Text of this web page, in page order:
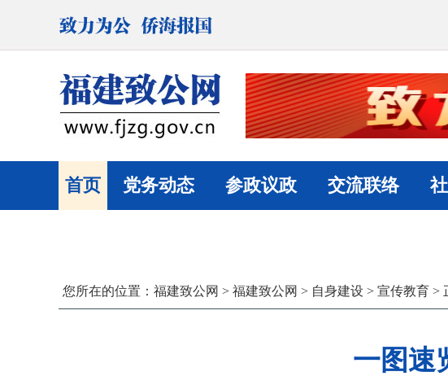
首页 党务动态 参政议政 交流联络
您所在的位置： 福建致公网 > 福建致公网 > 自身建设 > 宣传教育 >
一图速